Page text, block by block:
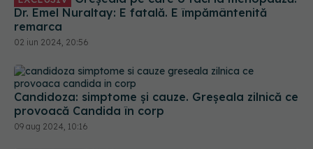
remarca
02 iun 2024, 20:56
Candidoza: simptome și cauze. Greșeala zilnică ce
provoacă Candida în corp
09 aug 2024, 10:16